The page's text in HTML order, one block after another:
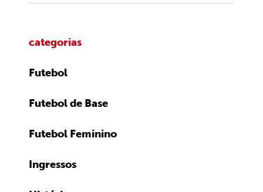
categorias
Futebol
Futebol de Base
Futebol Feminino
Ingressos